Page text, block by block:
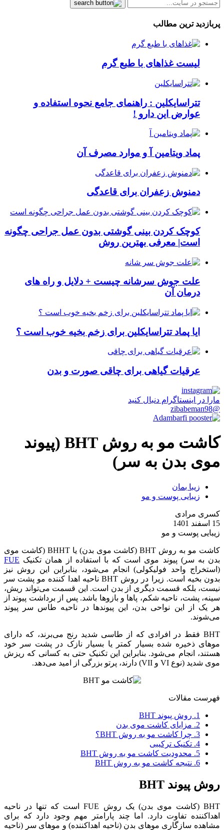
پربازدید ترین مطالب
لیست غذاهای با طبع گرم
تتراسایکلین : راهنمای جامع نحوه استفاده و
عوارض این دارو !
پماد ویتامین آ و موارد مصرف آن
دمنوش زعفران برای قاعدگی
کوچک کردن بینی گوشتی بدون عمل جراحی چگونه
است| معرفی بهترین روش
علت جوش سرشانه چیست + دلایل و راه های
درمان آن
ایا پماد تتراسایکلین برای زخم بخیه خوب است ؟
عرقیات گیاهی برای چاقی صورت و بدن
مارا در اینستاگرام دنبال کنید
@zibabeman98
کاشت مو به روش BHT (پیوند
موی بدن به سر)
زیبا بمان
زیبایی پوست و مو
کسری مرادی
15 اسفند 1401
زیبایی پوست و مو
کاشت مو به روش BHT (کاشت موی بدن) یا BHHT (کاشت موی
بدن به سر) پیوند موی است که با استفاده از همان تکنیک FUE
(استخراج واحد فولیکولی) انجام می‌شود، بنابراین این روش نیز
بدون بخیه است. زیرا در روش BHT ناحیه اهدا کننده مو پشت سر
نیست، بلکه قسمت دیگری از بدن است. این قسمت می‌تواند ریش،
سینه، پشت، ناحیه شکم، پاها و بازوها باشد. پس از برداشت پیوند از
هر یک از این نواحی بدن، این پیوندها در ناحیه طاس سر پیوند
می‌شوند.
BHT فقط در افرادی که از طاسی شدید رنج می‌برند، که دارای
موهای ذخیره شده بسیار کمتر یا بسیار نازک در پشت سر خود
هستند، انجام می‌شود. بنابراین این تکنیک حتی به کسانی که ریزش
موی شدید (نوع VI و VII) دارند، پرتو بزرگی از امید می‌دهد.
فهرست مقالات
1. روش پیوند BHT
2. مزایای کاشت موی بدن
3. چرا کاشت مو به روش BHT؟
4. تکنیک ترکیبی
5. محدودیت کاشت مو به روش BHT
6. نتیجه کاشت مو به روش BHT
روش پیوند BHT
BHT (کاشت موی بدن) یک روش FUE است که تنها در ناحیه
اهداکننده تفاوت دارد. اما چند پارامتر مهم وجود دارد که برای
مشاهده سازگاری موهای بدن (ناحیه اهداکننده) و موهای سر (ناحیه